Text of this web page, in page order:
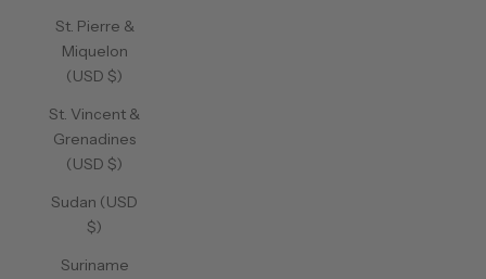
St. Pierre &
Miquelon
(USD $)
St. Vincent &
Grenadines
(USD $)
Sudan (USD
$)
Suriname